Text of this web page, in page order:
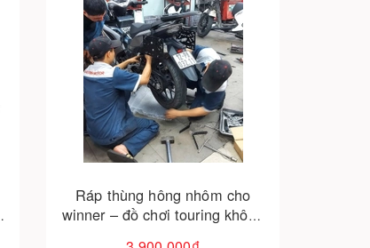
Ráp thùng hông nhôm cho
winner – đồ chơi touring không
Cho vào giỏ hàng